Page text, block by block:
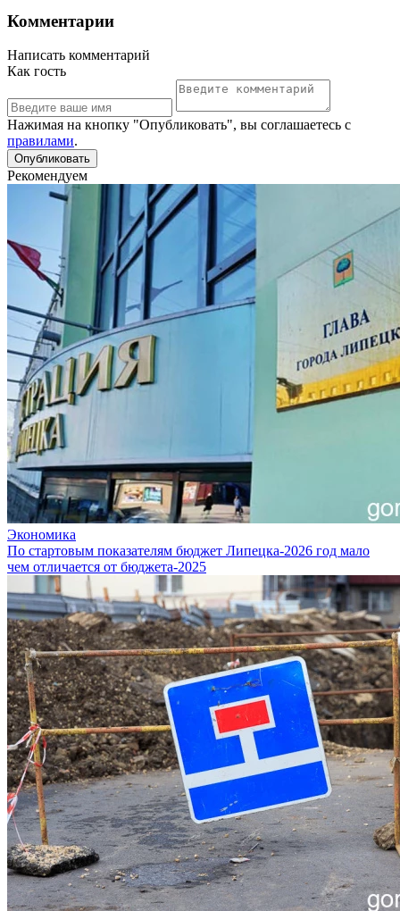
Комментарии
Написать комментарий
Как гость
Нажимая на кнопку "Опубликовать", вы соглашаетесь с
правилами.
Рекомендуем
Экономика
По стартовым показателям бюджет Липецка-2026 год мало
чем отличается от бюджета-2025